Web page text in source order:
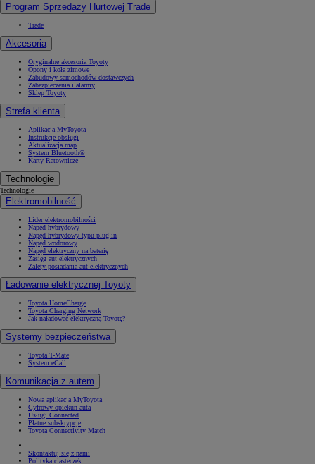
Program Sprzedaży Hurtowej Trade
Trade
Akcesoria
Oryginalne akcesoria Toyoty
Opony i koła zimowe
Zabudowy samochodów dostawczych
Zabezpieczenia i alarmy
Sklep Toyoty
Strefa klienta
Aplikacja MyToyota
Instrukcje obsługi
Aktualizacja map
System Bluetooth®
Karty Ratownicze
Technologie
Technologie
Elektromobilność
Lider elektromobilności
Napęd hybrydowy
Napęd hybrydowy typu plug-in
Napęd wodorowy
Napęd elektryczny na baterię
Zasięg aut elektrycznych
Zalety posiadania aut elektrycznych
Ładowanie elektrycznej Toyoty
Toyota HomeCharge
Toyota Charging Network
Jak naładować elektryczną Toyotę?
Systemy bezpieczeństwa
Toyota T-Mate
System eCall
Komunikacja z autem
Nowa aplikacja MyToyota
Cyfrowy opiekun auta
Usługi Connected
Płatne subskrypcje
Toyota Connectivity Match
Skontaktuj się z nami
Polityka ciasteczek